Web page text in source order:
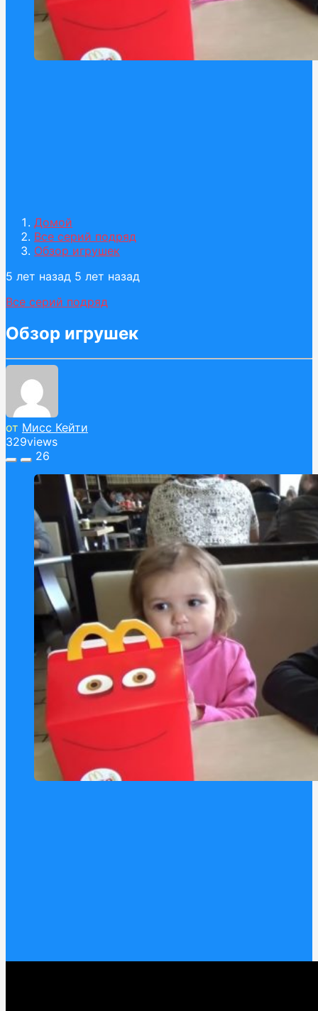
Домой
Все серий подряд
Обзор игрушек
5 лет назад 5 лет назад
Все серий подряд
Обзор игрушек
от Мисс Кейти
329views
26